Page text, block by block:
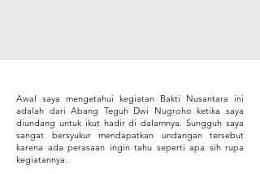
Awal saya mengetahui kegiatan Bakti Nusantara ini
adalah dari Abang Teguh Dwi Nugroho ketika saya
diundang untuk ikut hadir di dalamnya. Sungguh saya
sangat bersyukur mendapatkan undangan tersebut
karena ada perasaan ingin tahu seperti apa sih rupa
kegiatannya.